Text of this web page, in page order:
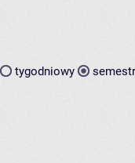
tygodniowy